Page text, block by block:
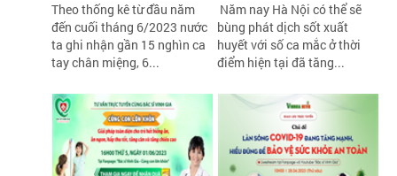
Theo thống kê từ đầu năm
đến cuối tháng 6/2023 nước
ta ghi nhận gần 15 nghìn ca
tay chân miệng, 6...
Năm nay Hà Nội có thể sẽ
bùng phát dịch sốt xuất
huyết với số ca mắc ở thời
điểm hiện tại đã tăng...